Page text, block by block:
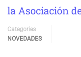
la Asociación
Categories
NOVEDADES